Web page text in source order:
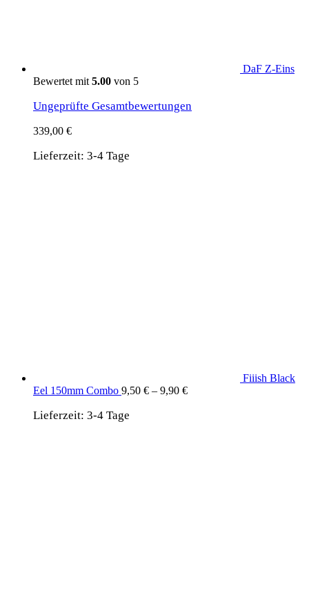
DaF Z-Eins
Bewertet mit 5.00 von 5
Ungeprüfte Gesamtbewertungen
339,00 €
Lieferzeit: 3-4 Tage
Fiiish Black
Eel 150mm Combo 9,50 € – 9,90 €
Lieferzeit: 3-4 Tage